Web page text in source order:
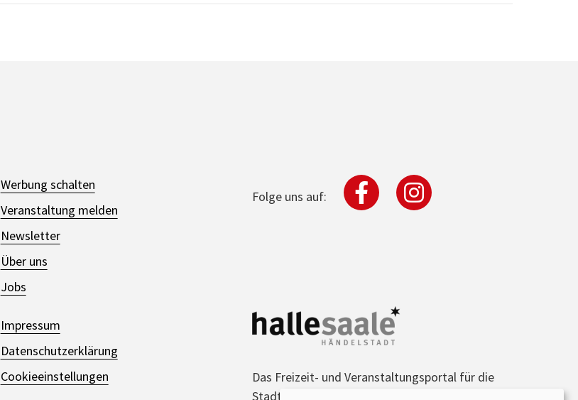
Werbung schalten
Veranstaltung melden
Newsletter
Über uns
Jobs
Impressum
Datenschutzerklärung
Cookieeinstellungen
Folge uns auf:
Das Freizeit- und Veranstaltungsportal für die
Stadt Halle (Saale) und die Region.